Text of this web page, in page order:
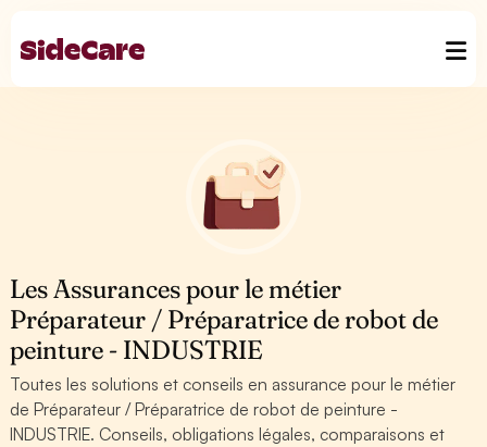
Les Assurances pour le métier
Préparateur / Préparatrice de robot de
peinture - INDUSTRIE
Toutes les solutions et conseils en assurance pour le métier
de Préparateur / Préparatrice de robot de peinture -
INDUSTRIE. Conseils, obligations légales, comparaisons et